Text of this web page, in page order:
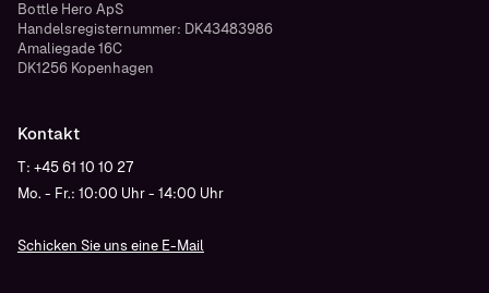
Bottle Hero ApS
Handelsregisternummer: DK43483986
Amaliegade 16C
DK1256 Kopenhagen
Kontakt
T: +45 61 10 10 27
Mo. - Fr.: 10:00 Uhr - 14:00 Uhr
Schicken Sie uns eine E-Mail